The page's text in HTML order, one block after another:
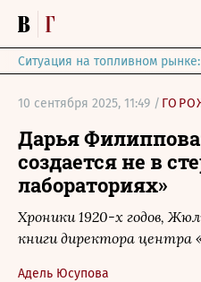
Ситуация на топливном
10 сентября 2025, 11:49 /
Дарья
создается не в
лабораториях»
Хроники 1920-х годов,
книги директора центра
Адель Юсупова